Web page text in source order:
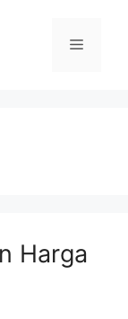
Menu
Harga